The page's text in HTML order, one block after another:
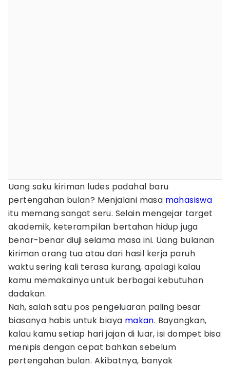
Uang saku kiriman ludes padahal baru
pertengahan bulan? Menjalani masa mahasiswa
itu memang sangat seru. Selain mengejar target
akademik, keterampilan bertahan hidup juga
benar-benar diuji selama masa ini. Uang bulanan
kiriman orang tua atau dari hasil kerja paruh
waktu sering kali terasa kurang, apalagi kalau
kamu memakainya untuk berbagai kebutuhan
dadakan.
Nah, salah satu pos pengeluaran paling besar
biasanya habis untuk biaya makan. Bayangkan,
kalau kamu setiap hari jajan di luar, isi dompet bisa
menipis dengan cepat bahkan sebelum
pertengahan bulan. Akibatnya, banyak